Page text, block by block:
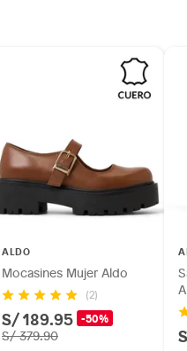
ALDO
Mocasines Mujer Aldo
(2)
S/ 189.95 -50%
S/ 379.90